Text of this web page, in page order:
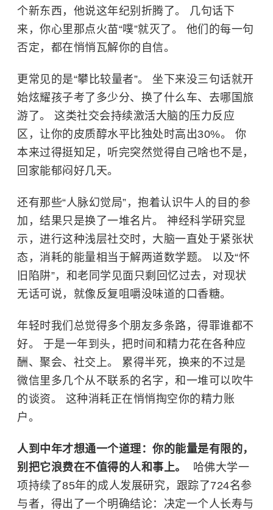
个新东西，他说这年纪别折腾了。 几句话下
来，你心里那点火苗“噗”就灭了。 他们的每一句
否定，都在悄悄瓦解你的自信。
更常见的是“攀比较量者”。 坐下来没三句话就开
始炫耀孩子考了多少分、换了什么车、去哪国旅
游了。 这类社交会持续激活大脑的压力反应
区，让你的皮质醇水平比独处时高出30%。 你
本来过得挺知足，听完突然觉得自己啥也不是，
回家能郁闷好几天。
还有那些“人脉幻觉局”，抱着认识牛人的目的参
加，结果只是换了一堆名片。 神经科学研究显
示，进行这种浅层社交时，大脑一直处于紧张状
态，消耗的能量相当于解两道数学题。 以及“怀
旧陷阱”，和老同学见面只剩回忆过去，对现状
无话可说，就像反复咀嚼没味道的口香糖。
年轻时我们总觉得多个朋友多条路，得罪谁都不
好。 于是一年到头，把时间和精力花在各种应
酬、聚会、社交上。 累得半死，换来的不过是
微信里多几个从不联系的名字，和一堆可以吹牛
的谈资。 这种消耗正在悄悄掏空你的精力账
户。
人到中年才想通一个道理：你的能量是有限的，
别把它浪费在不值得的人和事上。
哈佛大学一
项持续了85年的成人发展研究，跟踪了724名参
与者，得出了一个明确结论：决定一个人长寿与